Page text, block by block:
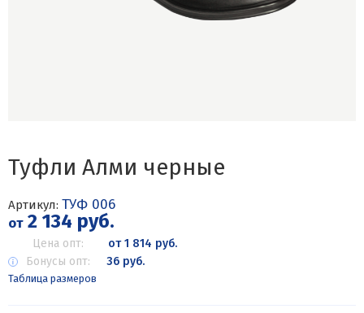
Туфли Алми черные
Артикул: ТУФ 006
от2 134 руб.
Цена опт:
от 1 814 руб.
Бонусы опт:
36 руб.
Таблица размеров